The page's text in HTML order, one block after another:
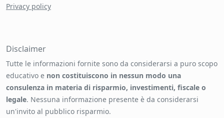
Privacy policy
Disclaimer
Tutte le informazioni fornite sono da considerarsi a puro scopo
educativo e non costituiscono in nessun modo una
consulenza in materia di risparmio, investimenti, fiscale o
legale. Nessuna informazione presente è da considerarsi
un'invito al pubblico risparmio.